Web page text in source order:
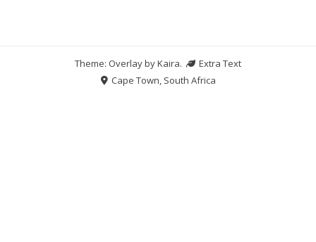
Theme: Overlay byKaira.
Extra Text
Cape Town, South Africa